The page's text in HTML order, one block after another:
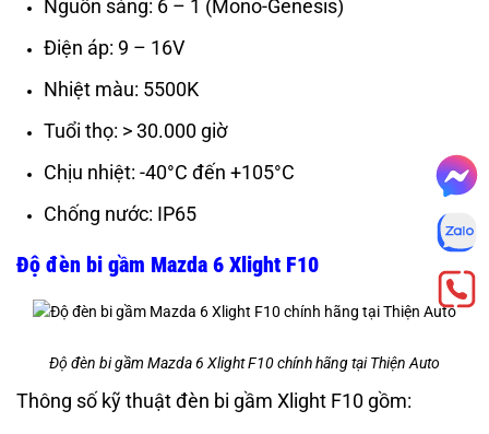
Nguồn sáng: 6 – 1 (Mono-Genesis)
Điện áp: 9 – 16V
Nhiệt màu: 5500K
Tuổi thọ: > 30.000 giờ
Chịu nhiệt: -40°C đến +105°C
Chống nước: IP65
Độ đèn bi gầm Mazda 6 Xlight F10
Độ đèn bi gầm Mazda 6 Xlight F10 chính hãng tại Thiện Auto
Thông số kỹ thuật đèn bi gầm Xlight F10 gồm: